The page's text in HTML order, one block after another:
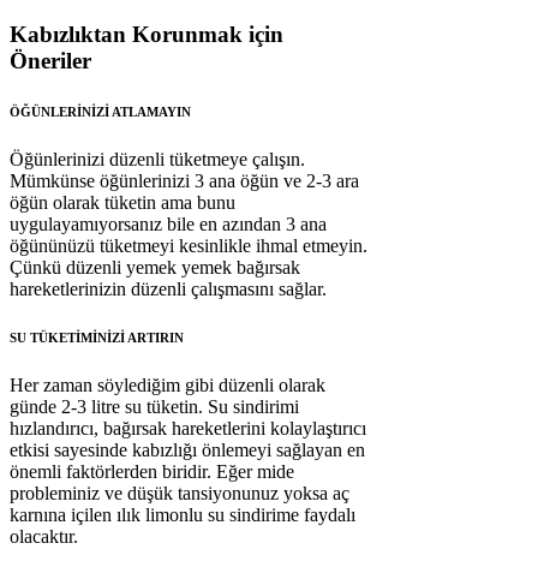
Kabızlıktan Korunmak için
Öneriler
ÖĞÜNLERİNİZİ ATLAMAYIN
Öğünlerinizi düzenli tüketmeye çalışın.
Mümkünse öğünlerinizi 3 ana öğün ve 2-3 ara
öğün olarak tüketin ama bunu
uygulayamıyorsanız bile en azından 3 ana
öğününüzü tüketmeyi kesinlikle ihmal etmeyin.
Çünkü düzenli yemek yemek bağırsak
hareketlerinizin düzenli çalışmasını sağlar.
SU TÜKETİMİNİZİ ARTIRIN
Her zaman söylediğim gibi düzenli olarak
günde 2-3 litre su tüketin. Su sindirimi
hızlandırıcı, bağırsak hareketlerini kolaylaştırıcı
etkisi sayesinde kabızlığı önlemeyi sağlayan en
önemli faktörlerden biridir. Eğer mide
probleminiz ve düşük tansiyonunuz yoksa aç
karnına içilen ılık limonlu su sindirime faydalı
olacaktır.